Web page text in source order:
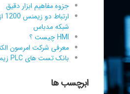
جزوه مفاهیم ابزار دقیق
شبکه مدباس
HMI چیست ؟
معرفی شرکت امرسون
بانک تست های PLC زیمنس
ابرچسب ها